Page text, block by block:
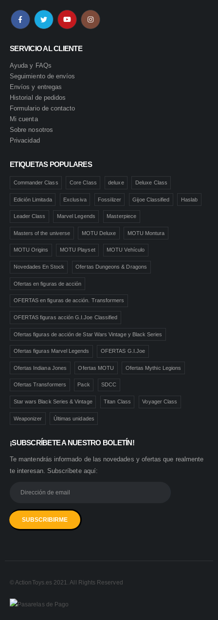
SERVICIO AL CLIENTE
Ayuda y FAQs
Seguimiento de envíos
Envíos y entregas
Historial de pedidos
Formulario de contacto
Mi cuenta
Sobre nosotros
Privacidad
ETIQUETAS POPULARES
Commander Class Core Class deluxe Deluxe Class
Edición Limitada Exclusiva Fossilizer Gijoe Classified Haslab
Leader Class Marvel Legends Masterpiece
Masters of the universe MOTU Deluxe MOTU Montura
MOTU Origins MOTU Playset MOTU Vehículo
Novedades En Stock Ofertas Dungeons & Dragons
Ofertas en figuras de acción
OFERTAS en figuras de acción. Transformers
OFERTAS figuras acción G.I.Joe Classified
Ofertas figuras de acción de Star Wars Vintage y Black Series
Ofertas figuras Marvel Legends OFERTAS G.I.Joe
Ofertas Indiana Jones Ofertas MOTU Ofertas Mythic Legions
Ofertas Transformers Pack SDCC
Star wars Black Series & Vintage Titan Class Voyager Class
Weaponizer Últimas unidades
¡SUBSCRÍBETE A NUESTRO BOLETÍN!
Te mantendrás informado de las novedades y ofertas que realmente
te interesan. Subscríbete aquí:
© ActionToys.es 2021. All Rights Reserved